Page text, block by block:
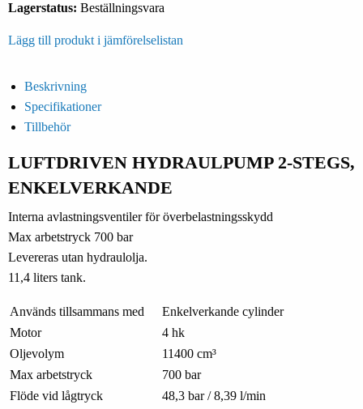
Lagerstatus: Beställningsvara
Lägg till produkt i jämförelselistan
Beskrivning
Specifikationer
Tillbehör
LUFTDRIVEN HYDRAULPUMP 2-STEGS,
ENKELVERKANDE
Interna avlastningsventiler för överbelastningsskydd
Max arbetstryck 700 bar
Levereras utan hydraulolja.
11,4 liters tank.
Används tillsammans med
Enkelverkande cylinder
Motor
4 hk
Oljevolym
11400 cm³
Max arbetstryck
700 bar
Flöde vid lågtryck
48,3 bar / 8,39 l/min